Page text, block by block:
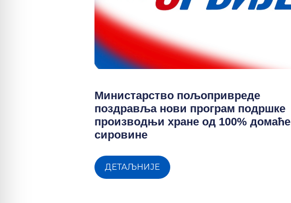
Министарство пољопривреде
поздравља нови програм подршке
производњи хране од 100% домаће
сировине
ДЕТАЉНИЈЕ